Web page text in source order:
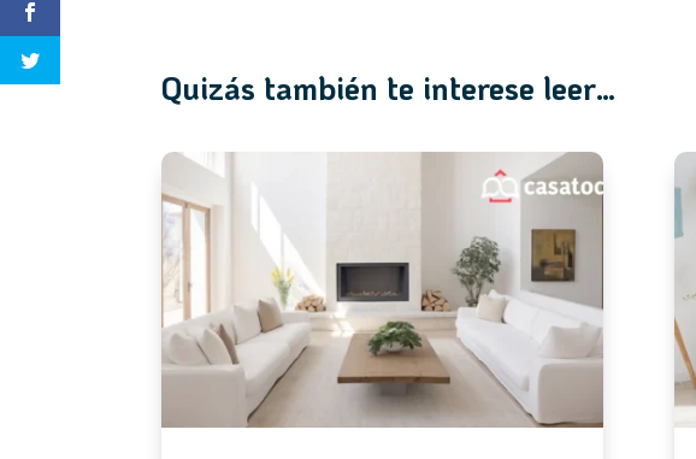
Quizás también te interese leer…